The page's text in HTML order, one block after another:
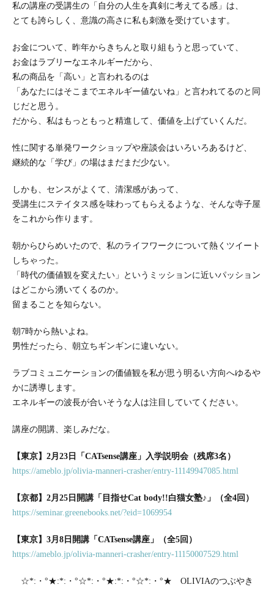
私の講座の受講生の「自分の人生を真剣に考えてる感」は、
とても誇らしく、意識の高さに私も刺激を受けています。
お金について、昨年からきちんと取り組もうと思っていて、
お金はラブリーなエネルギーだから、
私の商品を「高い」と言われるのは
「あなたにはそこまでエネルギー値ないね」と言われてるのと同
じ だと思う。
だから、私はもっともっと精進して、価値を上げていくんだ。
性に関する単発ワークショップや座談会はいろいろあるけど、
継続的な「学び」の場はまだまだ少ない。
しかも、センスがよくて、清潔感があって、
受講生にステイタス感を味わってもらえるような、そんな寺子屋
を これから作ります。
朝からひらめいたので、私のライフワークについて熱くツイート
し ちゃった。
「時代の価値観を変えたい」というミッションに近いパッション
は どこから湧いてくるのか。
留まることを知らない。
朝7時から熱いよね。
男性だったら、朝立ちギンギンに違いない。
ラブコミュニケーションの価値観を私が思う明るい方向へゆるや
かに誘導します。
エネルギーの波長が合いそうな人は注目していてください。
講座の開講、楽しみだな。
【東京】2月23日「CATsense講座」入学説明会（残席3名）
https://ameblo.jp/olivia-manneri-crasher/entry-11149947085.html
【京都】2月25日開講「目指せCat body!!白猫女塾♪」（全4回）
https://seminar.greenebooks.net/?eid=1069954
【東京】3月8日開講「CATsense講座」（全5回）
https://ameblo.jp/olivia-manneri-crasher/entry-11150007529.html
☆*:・°★:*:・°☆*:・°★:*:・°☆*:・°★ OLIVIAのつぶやき